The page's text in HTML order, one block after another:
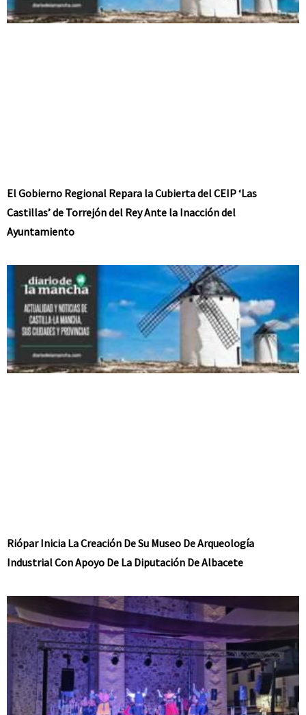
El Gobierno Regional Repara la Cubierta del CEIP ‘Las
Castillas’ de Torrejón del Rey Ante la Inacción del
Ayuntamiento
Riópar Inicia La Creación De Su Museo De Arqueología
Industrial Con Apoyo De La Diputación De Albacete